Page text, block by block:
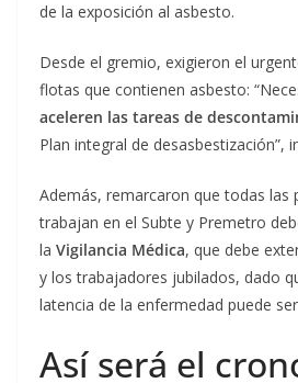
de la exposición al asbesto.
Desde el gremio, exigieron el
flotas que contienen asbesto:
aceleren las tareas de
Plan integral de desasbestización”,
Además, remarcaron que todas las
trabajan en el Subte y Premetro
la Vigilancia Médica, que debe
y los trabajadores jubilados, dado
latencia de la enfermedad puede
Así será el